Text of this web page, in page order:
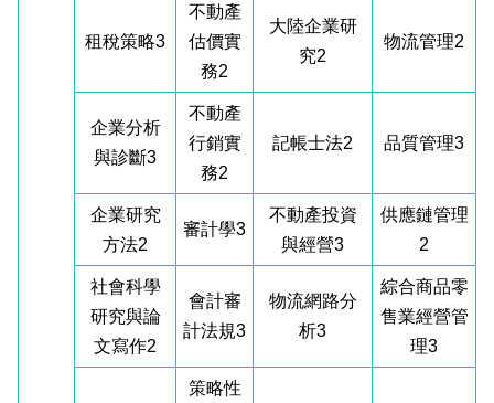
租稅策略3
不動產
估價實
務2
大陸企業研
究2
物流管理2
企業分析
與診斷3
不動產
行銷實
務2
記帳士法2 品質管理3
企業研究
方法2
審計學3
不動產投資
與經營3
供應鏈管理
2
社會科學
研究與論
文寫作2
會計審
計法規3
物流網路分
析3
綜合商品零
售業經營管
理3
策略性